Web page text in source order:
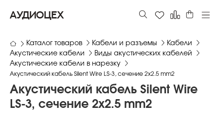
АУДИОЦЕХ
Каталог товаров Кабели и разъемы
Кабели
Акустические кабели
Виды акустических кабелей
Акустические кабели в нарезку
Акустический кабель Silent Wire LS-3, сечение 2x2.5 mm2
Акустический кабель Silent Wire
LS-3, сечение 2x2.5 mm2